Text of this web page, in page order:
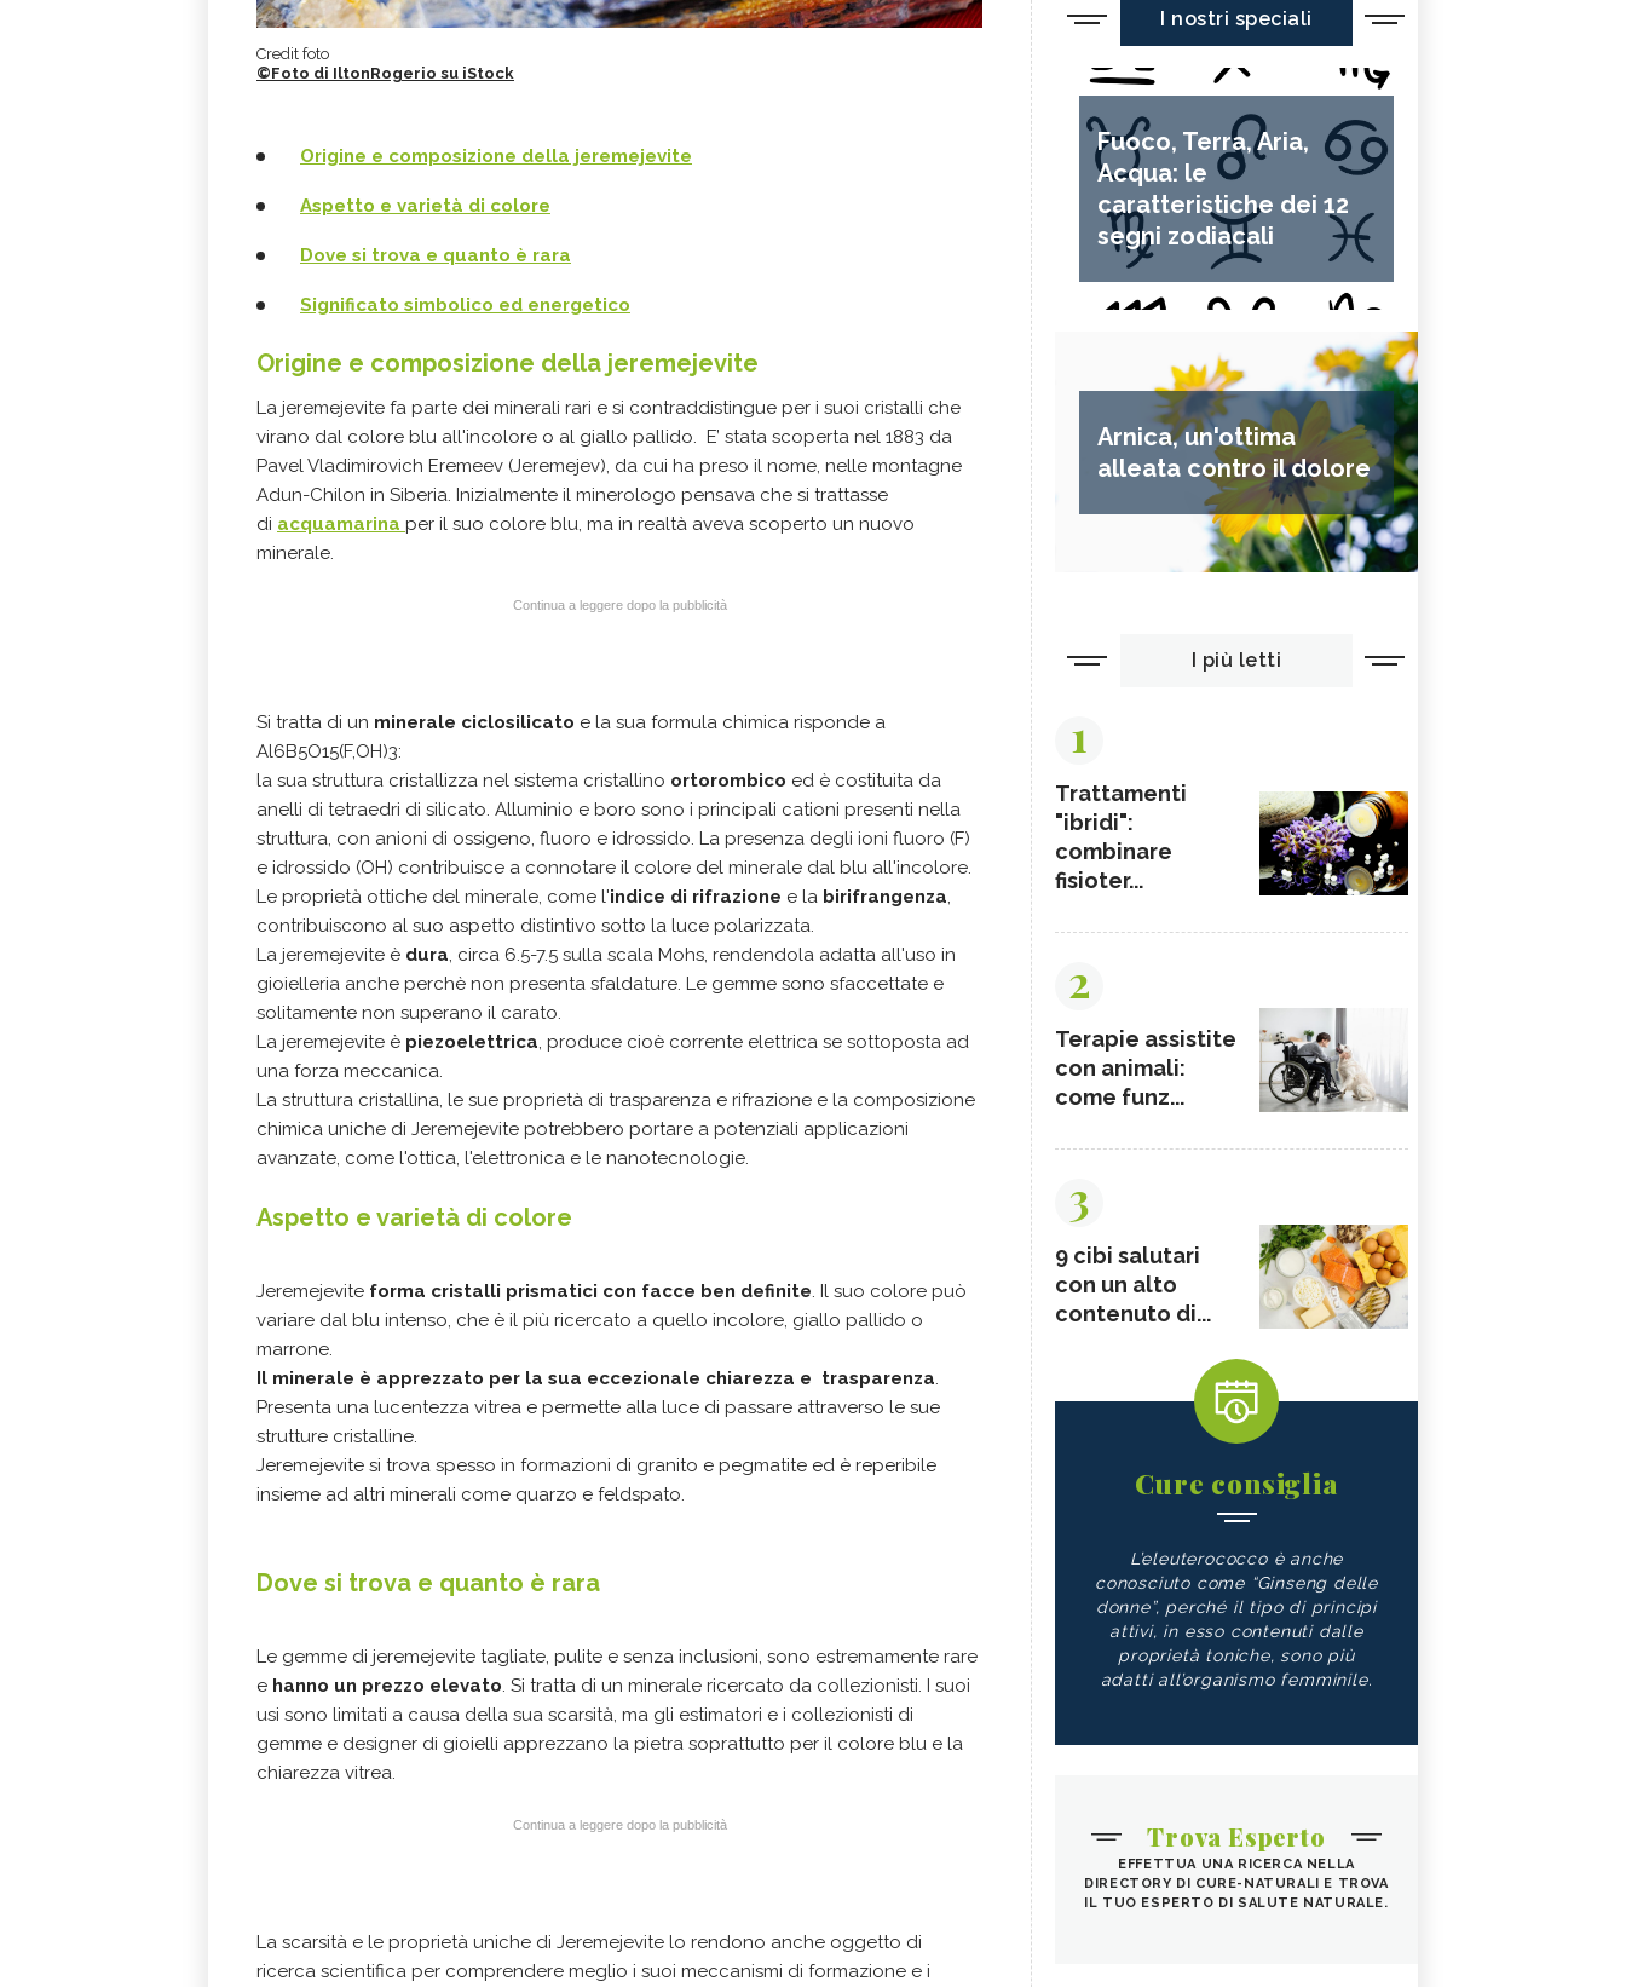
Credit foto
©Foto di IltonRogerio su iStock
Origine e composizione della jeremejevite
Aspetto e varietà di colore
Dove si trova e quanto è rara
Significato simbolico ed energetico
Origine e composizione della jeremejevite
La jeremejevite fa parte dei minerali rari e si contraddistingue per i suoi cristalli che
virano dal colore blu all'incolore o al giallo pallido. E’ stata scoperta nel 1883 da
Pavel Vladimirovich Eremeev (Jeremejev), da cui ha preso il nome, nelle montagne
Adun-Chilon in Siberia. Inizialmente il minerologo pensava che si trattasse
di acquamarina per il suo colore blu, ma in realtà aveva scoperto un nuovo
minerale.
Continua a leggere dopo la pubblicità
Si tratta di un minerale ciclosilicato e la sua formula chimica risponde a
Al6B5O15(F,OH)3:
la sua struttura cristallizza nel sistema cristallino ortorombico ed è costituita da
anelli di tetraedri di silicato. Alluminio e boro sono i principali cationi presenti nella
struttura, con anioni di ossigeno, fluoro e idrossido. La presenza degli ioni fluoro (F)
e idrossido (OH) contribuisce a connotare il colore del minerale dal blu all'incolore.
Le proprietà ottiche del minerale, come l'indice di rifrazione e la birifrangenza,
contribuiscono al suo aspetto distintivo sotto la luce polarizzata.
La jeremejevite è dura, circa 6.5-7.5 sulla scala Mohs, rendendola adatta all'uso in
gioielleria anche perchè non presenta sfaldature. Le gemme sono sfaccettate e
solitamente non superano il carato.
La jeremejevite è piezoelettrica, produce cioè corrente elettrica se sottoposta ad
una forza meccanica.
La struttura cristallina, le sue proprietà di trasparenza e rifrazione e la composizione
chimica uniche di Jeremejevite potrebbero portare a potenziali applicazioni
avanzate, come l'ottica, l'elettronica e le nanotecnologie.
Aspetto e varietà di colore
Jeremejevite forma cristalli prismatici con facce ben definite. Il suo colore può
variare dal blu intenso, che è il più ricercato a quello incolore, giallo pallido o
marrone.
Il minerale è apprezzato per la sua eccezionale chiarezza e trasparenza.
Presenta una lucentezza vitrea e permette alla luce di passare attraverso le sue
strutture cristalline.
Jeremejevite si trova spesso in formazioni di granito e pegmatite ed è reperibile
insieme ad altri minerali come quarzo e feldspato.
Dove si trova e quanto è rara
Le gemme di jeremejevite tagliate, pulite e senza inclusioni, sono estremamente rare
e hanno un prezzo elevato. Si tratta di un minerale ricercato da collezionisti. I suoi
usi sono limitati a causa della sua scarsità, ma gli estimatori e i collezionisti di
gemme e designer di gioielli apprezzano la pietra soprattutto per il colore blu e la
chiarezza vitrea.
Continua a leggere dopo la pubblicità
La scarsità e le proprietà uniche di Jeremejevite lo rendono anche oggetto di
ricerca scientifica per comprendere meglio i suoi meccanismi di formazione e i
I nostri speciali
Fuoco, Terra, Aria,
Acqua: le
caratteristiche dei 12
segni zodiacali
Arnica, un'ottima
alleata contro il dolore
I più letti
1
Trattamenti
"ibridi":
combinare
fisioter...
2
Terapie assistite
con animali:
come funz...
3
9 cibi salutari
con un alto
contenuto di...
Cure consiglia
L’eleuterococco è anche
conosciuto come “Ginseng delle
donne”, perché il tipo di principi
attivi, in esso contenuti dalle
proprietà toniche, sono più
adatti all’organismo femminile.
Trova Esperto
EFFETTUA UNA RICERCA NELLA
DIRECTORY DI CURE-NATURALI E TROVA
IL TUO ESPERTO DI SALUTE NATURALE.